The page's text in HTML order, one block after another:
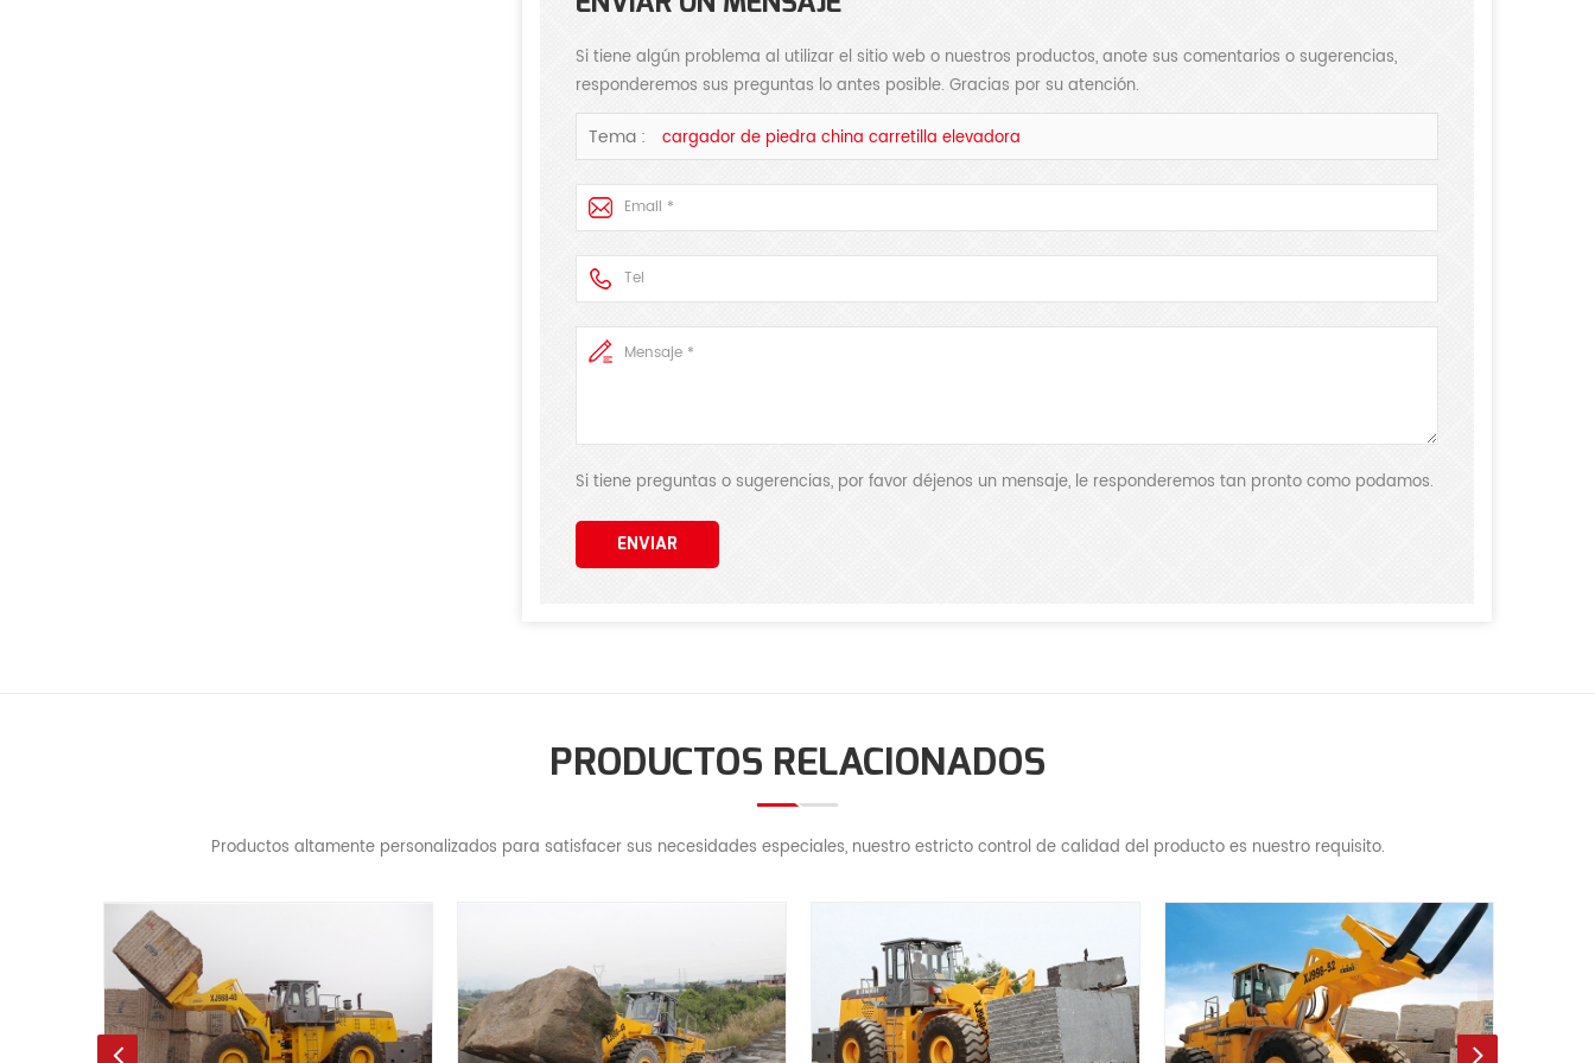
Si tiene algún problema al utilizar el sitio web o nuestros productos, anote sus comentarios o sugerencias,
responderemos sus preguntas lo antes posible. Gracias por su atención.
Tema : cargador de piedra china carretilla elevadora
Si tiene preguntas o sugerencias, por favor déjenos un mensaje, le responderemos tan pronto como podamos.
ENVIAR
PRODUCTOS RELACIONADOS
Productos altamente personalizados para satisfacer sus necesidades especiales, nuestro estricto control de calidad del producto es nuestro requisito.